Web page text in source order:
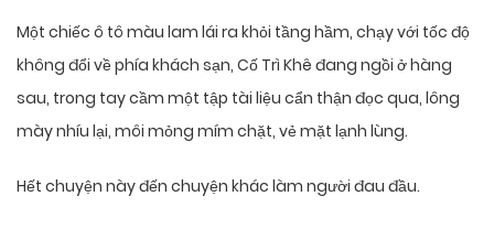
Một chiếc ô tô màu lam lái ra khỏi tầng hầm, chạy với tốc độ
không đổi về phía khách sạn, Cố Trì Khê đang ngồi ở hàng
sau, trong tay cầm một tập tài liệu cẩn thận đọc qua, lông
mày nhíu lại, môi mỏng mím chặt, vẻ mặt lạnh lùng.
Hết chuyện này đến chuyện khác làm người đau đầu.